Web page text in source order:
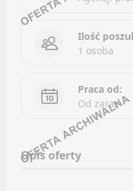
Oferty pracy
Kanały social media
GEODEZJA
Oferty pracy
Kanały social media
Kanały kategorii
Kanały ogólne
CONTENT
LinkedIn
Discord
Ilość
1 osoba
Praca od:
Od zaraz
Opis oferty